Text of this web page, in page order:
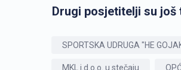
Drugi posjetitelji su još
SPORTSKA UDRUGA "HE
MKL j.d.o.o. u stečaju